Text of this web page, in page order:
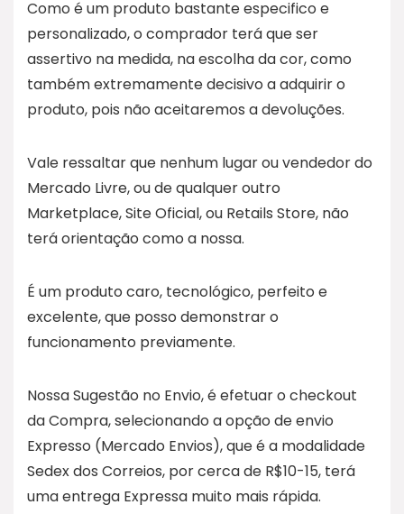
Como é um produto bastante especifico e
personalizado, o comprador terá que ser
assertivo na medida, na escolha da cor, como
também extremamente decisivo a adquirir o
produto, pois não aceitaremos a devoluções.
Vale ressaltar que nenhum lugar ou vendedor do
Mercado Livre, ou de qualquer outro
Marketplace, Site Oficial, ou Retails Store, não
terá orientação como a nossa.
É um produto caro, tecnológico, perfeito e
excelente, que posso demonstrar o
funcionamento previamente.
Nossa Sugestão no Envio, é efetuar o checkout
da Compra, selecionando a opção de envio
Expresso (Mercado Envios), que é a modalidade
Sedex dos Correios, por cerca de R$10-15, terá
uma entrega Expressa muito mais rápida.